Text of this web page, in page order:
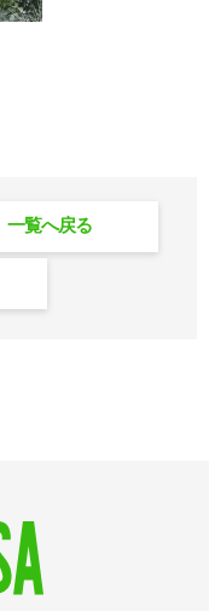
一覧へ戻る